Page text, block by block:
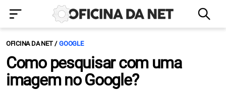
OFICINA DA NET GOOGLE
Como pesquisar com uma
imagem no Google?